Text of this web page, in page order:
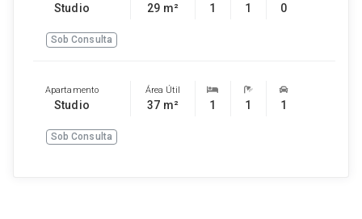
Studio 29 m² 1 1 0
Sob Consulta
Apartamento
Studio
Área Útil
37 m² 1 1 1
Sob Consulta